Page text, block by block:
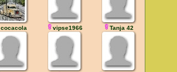
cocacola vipse1966 Tanja 42